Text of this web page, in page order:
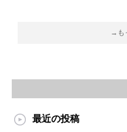
→も
最近の投稿